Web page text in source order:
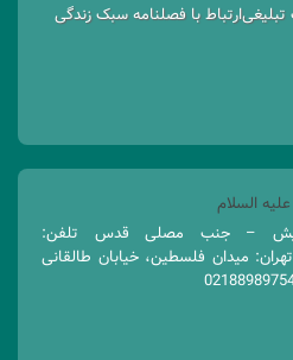
ارتباط با فصلنامه سبک زندگی
السلام
– جنب مصلی قدس تلفن:
| شعبه تهران: میدان فلسطین، خیابان طالقانی